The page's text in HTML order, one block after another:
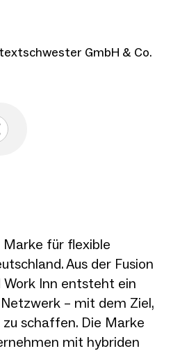
GmbH & Co.
Marke für flexible
Aus der Fusion
Work Inn entsteht ein
– mit dem Ziel,
schaffen. Die Marke
mit hybriden